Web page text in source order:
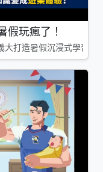
假玩瘋了！
打造暑假沉浸式學習基